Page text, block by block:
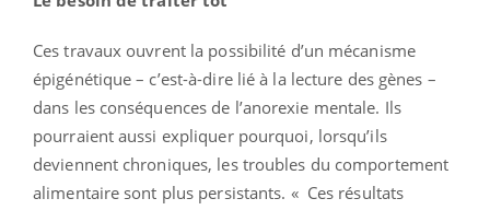
Ces travaux ouvrent la possibilité d’un mécanisme
épigénétique – c’est-à-dire lié à la lecture des gènes –
dans les conséquences de l’anorexie mentale. Ils
pourraient aussi expliquer pourquoi, lorsqu’ils
deviennent chroniques, les troubles du comportement
alimentaire sont plus persistants. « Ces résultats